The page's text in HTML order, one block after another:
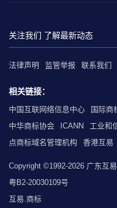
关注我们 了解最新动态
法律声明 监管举报 联系我们
相关链接：
中国互联网络信息中心 国际商
中华商标协会
ICANN 工业和
点商标域名管理机构
香港互易
Copyright ©1992-2026 广东互
粤B2-20030109号
互易.商标